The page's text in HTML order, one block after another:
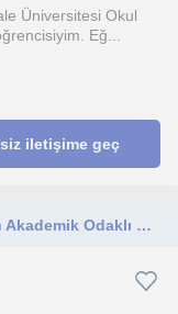
Üniversitesi Okul
Eğ...
iletişime geç
PAU Okul Öncesi 4. Sınıf Öğrencisinden Akademik Odaklı Profesyonel YKS Öğrenci Koçluğu